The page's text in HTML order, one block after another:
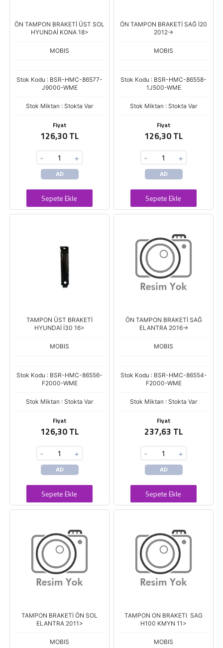
ÖN TAMPON BRAKETİ ÜST SOL
HYUNDAİ KONA 18>
MOBIS
Stok Kodu : BSR-HMC-86577-
J9000-WME
Stok Miktarı : Stokta Var
Fiyat
126,30 TL
- +
AD
Sepete Ekle
ÖN TAMPON BRAKETİ SAĞ İ20
2012->
MOBIS
Stok Kodu : BSR-HMC-86558-
1J500-WME
Stok Miktarı : Stokta Var
Fiyat
126,30 TL
- +
AD
Sepete Ekle
TAMPON ÜST BRAKETİ
HYUNDAİ İ30 16>
MOBIS
Stok Kodu : BSR-HMC-86556-
F2000-WME
Stok Miktarı : Stokta Var
Fiyat
126,30 TL
- +
AD
Sepete Ekle
ÖN TAMPON BRAKETİ SAĞ
ELANTRA 2016->
MOBIS
Stok Kodu : BSR-HMC-86554-
F2000-WME
Stok Miktarı : Stokta Var
Fiyat
237,63 TL
- +
AD
Sepete Ekle
TAMPON BRAKETİ ÖN SOL
ELANTRA 2011>
MOBIS
TAMPON ON BRAKETI SAG
H100 KMYN 11>
MOBIS